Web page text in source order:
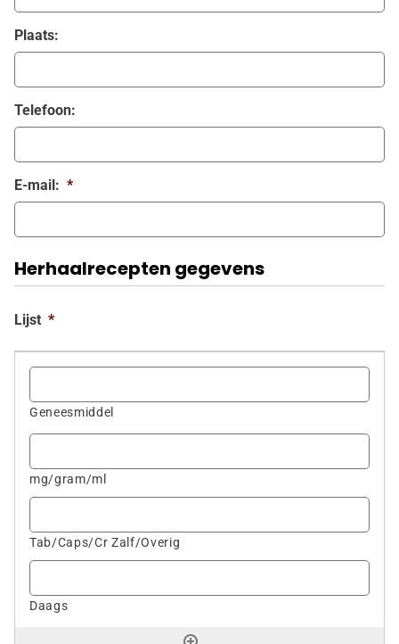
Plaats:
Telefoon:
E-mail: *
Herhaalrecepten gegevens
Lijst *